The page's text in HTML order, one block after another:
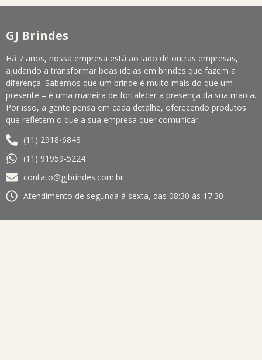
GJ Brindes
Há 7 anos, nossa empresa está ao lado de outras empresas,
ajudando a transformar boas ideias em brindes que fazem a
diferença. Sabemos que um brinde é muito mais do que um
presente – é uma maneira de fortalecer a presença da sua marca.
Por isso, a gente pensa em cada detalhe, oferecendo produtos
que refletem o que a sua empresa quer comunicar.
(11) 2918-6848
(11) 91959-5224
contato@gjbrindes.com.br
Atendimento de segunda à sexta, das 08:30 às 17:30